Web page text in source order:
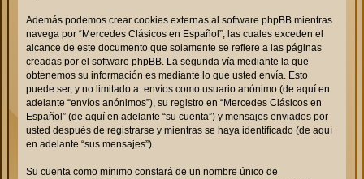
Además podemos crear cookies externas al software phpBB mientras
navega por “Mercedes Clásicos en Español”, las cuales exceden el
alcance de este documento que solamente se refiere a las páginas
creadas por el software phpBB. La segunda vía mediante la que
obtenemos su información es mediante lo que usted envía. Esto
puede ser, y no limitado a: envíos como usuario anónimo (de aquí en
adelante “envíos anónimos”), su registro en “Mercedes Clásicos en
Español” (de aquí en adelante “su cuenta”) y mensajes enviados por
usted después de registrarse y mientras se haya identificado (de aquí
en adelante “sus mensajes”).
Su cuenta como mínimo constará de un nombre único de